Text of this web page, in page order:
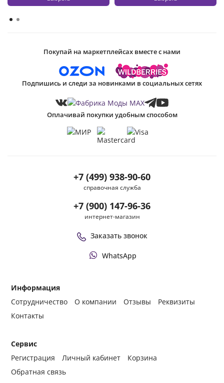
Информация
Сотрудничество
О компании Отзывы
Реквизиты
Контакты
Сервис
Регистрация
Личный кабинет
Корзина
Обратная связь
+7 (499) 938-90-60
справочная служба
+7 (900) 147-96-36
интернет-магазин
Заказать звонок
WhatsApp
Покупай на маркетплейсах вместе с нами
Подпишись и следи за новинками в социальных сетях
Оплачивай покупки удобным способом